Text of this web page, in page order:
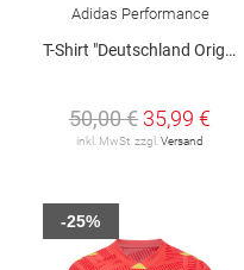
Adidas Performance
T-Shirt "Deutschland Originals"
50,00 € 35,99 €
inkl. MwSt. zzgl.Versand
-25%